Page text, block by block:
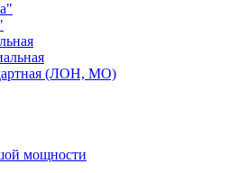
(ЛОН, МО)
мощности